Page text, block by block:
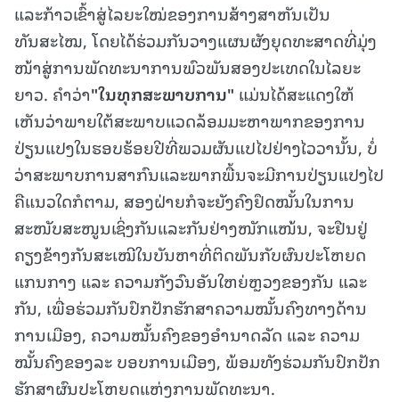
ແລະກ້າວເຂົ້າສູ່ໄລຍະໃໝ່ຂອງການສ້າງສາຫັນເປັນ
ທັນສະໄໝ, ໂດຍໄດ້ຮ່ວມກັນວາງແຜນຜັງຍຸດທະສາດທີ່ມຸ່ງ
ໜ້າສູ່ການພັດທະນາການພົວພັນສອງປະເທດໃນໄລຍະ
ຍາວ. ຄຳວ່າ"ໃນທຸກສະພາບການ" ແມ່ນໄດ້ສະແດງໃຫ້
ເຫັນວ່າພາຍໃຕ້ສະພາບແວດລ້ອມມະຫາພາກຂອງການ
ປ່ຽນແປງໃນຮອບຮ້ອຍປີທີ່ພວມຜັນແປໄປຢ່າງໄວວານັ້ນ, ບໍ່
ວ່າສະພາບການສາກົນແລະພາກພື້ນຈະມີການປ່ຽນແປງໄປ
ຄືແນວໃດກໍຕາມ, ສອງຝ່າຍກໍຈະຍັງຄົງຢຶດໝັ້ນໃນການ
ສະໜັບສະໜູນເຊິ່ງກັນແລະກັນຢ່າງໜັກແໜ້ນ, ຈະຢືນຢູ່
ຄຽງຂ້າງກັນສະເໝີໃນບັນຫາທີ່ຕິດພັນກັບຜົນປະໂຫຍດ
ແກນກາງ ແລະ ຄວາມກັງວົນອັນໃຫຍ່ຫຼວງຂອງກັນ ແລະ
ກັນ, ເພື່ອຮ່ວມກັນປົກປັກຮັກສາຄວາມໝັ້ນຄົງທາງດ້ານ
ການເມືອງ, ຄວາມໝັ້ນຄົງຂອງອຳນາດລັດ ແລະ ຄວາມ
ໝັ້ນຄົງຂອງລະ ບອບການເມືອງ, ພ້ອມທັງຮ່ວມກັນປົກປັກ
ຮັກສາຜົນປະໂຫຍດແຫ່ງການພັດທະນາ.